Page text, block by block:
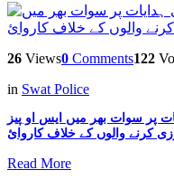
26 Views0 Comments122
in Swat Police
سوات بھر میں ایس او پیز
کرنے والوں کے خلاف کاروائ
Read More